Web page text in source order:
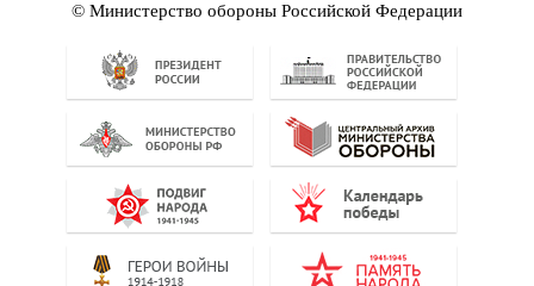
© Министерство обороны Российской Федерации